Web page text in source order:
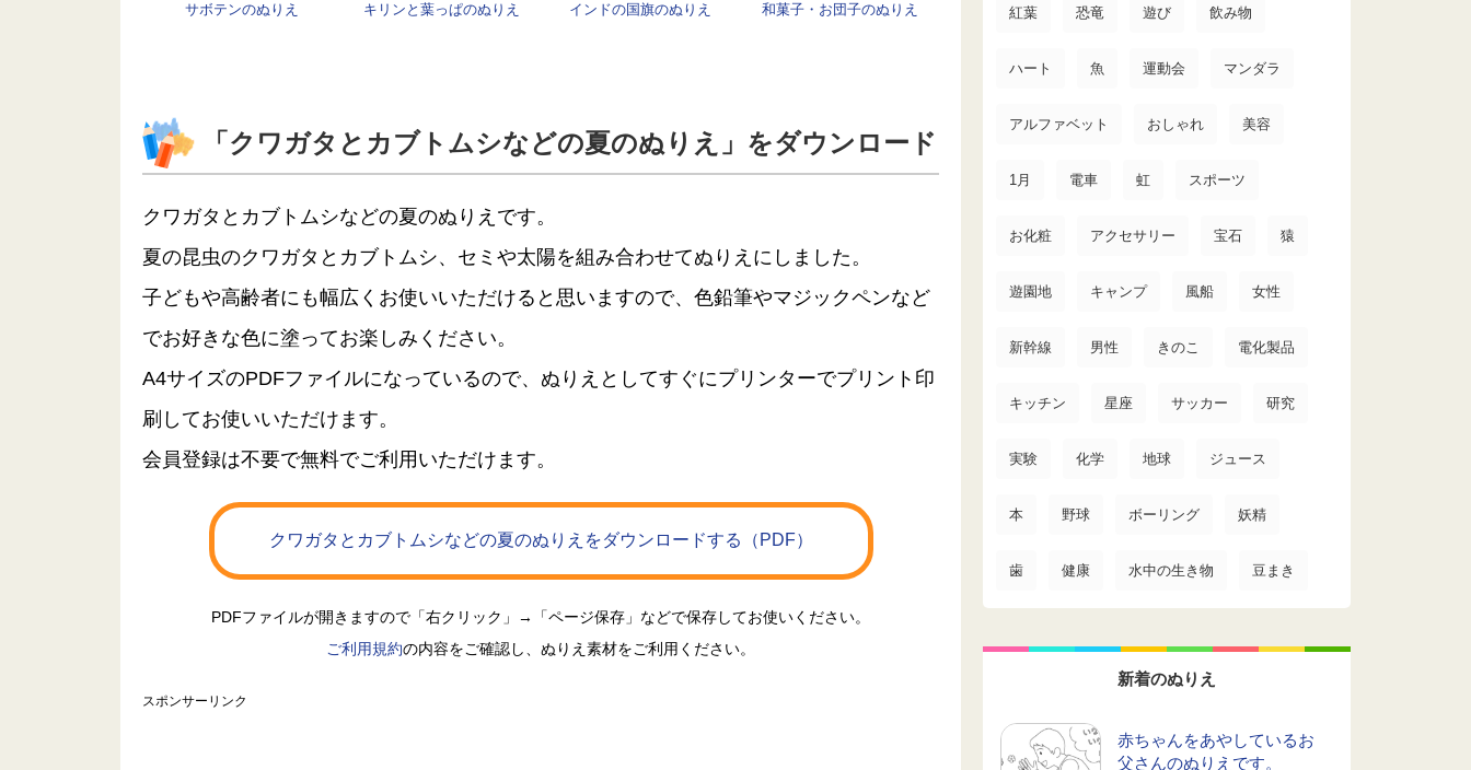
サボテンのぬりえ キリンと葉っぱのぬりえ インドの国旗のぬりえ 和菓子・お団子のぬりえ
「クワガタとカブトムシなどの夏のぬりえ」をダウンロード
クワガタとカブトムシなどの夏のぬりえです。
夏の昆虫のクワガタとカブトムシ、セミや太陽を組み合わせてぬりえにしました。
子どもや高齢者にも幅広くお使いいただけると思いますので、色鉛筆やマジックペンなど
でお好きな色に塗ってお楽しみください。
A4サイズのPDFファイルになっているので、ぬりえとしてすぐにプリンターでプリント印
刷してお使いいただけます。
会員登録は不要で無料でご利用いただけます。
クワガタとカブトムシなどの夏のぬりえをダウンロードする（PDF）
PDFファイルが開きますので「右クリック」→「ページ保存」などで保存してお使いください。
ご利用規約の内容をご確認し、ぬりえ素材をご利用ください。
スポンサーリンク
紅葉 恐竜 遊び 飲み物
ハート 魚 運動会 マンダラ
アルファベット おしゃれ 美容
1月 電車 虹 スポーツ
お化粧 アクセサリー 宝石 猿
遊園地 キャンプ 風船 女性
新幹線 男性 きのこ 電化製品
キッチン 星座 サッカー 研究
実験 化学 地球 ジュース
本 野球 ボーリング 妖精
歯 健康 水中の生き物 豆まき
新着のぬりえ
赤ちゃんをあやしているお
父さんのぬりえです。